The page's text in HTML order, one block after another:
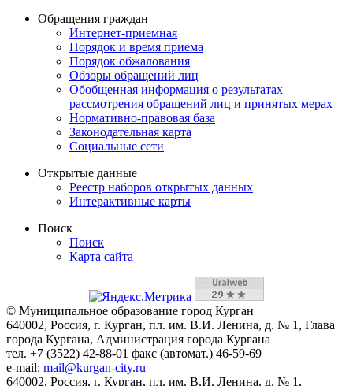
Обращения граждан
Интернет-приемная
Порядок и время приема
Порядок обжалования
Обзоры обращений лиц
Обобщенная информация о результатах
рассмотрения обращений лиц и принятых мерах
Нормативно-правовая база
Законодательная карта
Социальные сети
Открытые данные
Реестр наборов открытых данных
Интерактивные карты
Поиск
Поиск
Карта сайта
© Муниципальное образование город Курган
640002, Россия, г. Курган, пл. им. В.И. Ленина, д. № 1, Глава
города Кургана, Администрация города Кургана
тел. +7 (3522) 42-88-01 факс (автомат.) 46-59-69
e-mail: mail@kurgan-city.ru
640002, Россия, г. Курган, пл. им. В.И. Ленина, д. № 1,